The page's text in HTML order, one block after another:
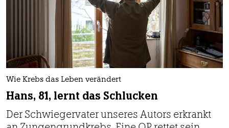
Wie Krebs das Leben verändert
Hans, 81, lernt das Schlucken
Der Schwiegervater unseres Autors erkrankt